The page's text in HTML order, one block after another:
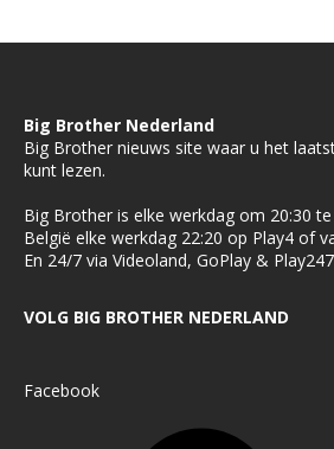
Big Brother Nederland
Big Brother nieuws site waar u het
kunt lezen.
Big Brother is elke werkdag om 20:30
België elke werkdag 22:20 op Play4 of
En 24/7 via Videoland, GoPlay &
VOLG BIG BROTHER NEDERLAND
Facebook